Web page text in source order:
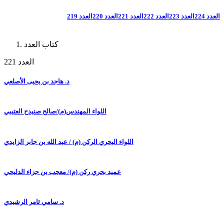
العدد 224 العدد 223 العدد 222 العدد 221 العدد 220 العدد 219
كتاب العدد
العدد 221
د. هاجد بن يحيى الأصلعي
اللواء المهندس(م)/صالح صنيدح العتيبي
اللواء البحري الركن (م) / عبد الله بن جابر الزايدي
عميد بحري ركن (م)/ معجب بن جزاء الدلبحي
د. سامي ثامر الرشيدي